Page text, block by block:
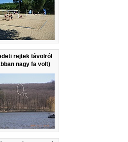
rejtek távolról
nagy fa volt)